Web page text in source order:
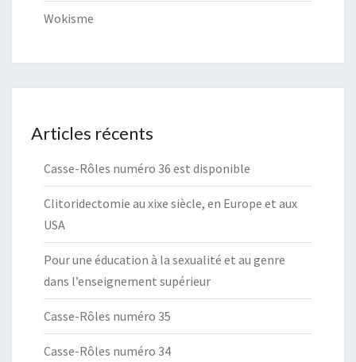
Wokisme
Articles récents
Casse-Rôles numéro 36 est disponible
Clitoridectomie au xixe siècle, en Europe et aux
USA
Pour une éducation à la sexualité et au genre
dans l’enseignement supérieur
Casse-Rôles numéro 35
Casse-Rôles numéro 34